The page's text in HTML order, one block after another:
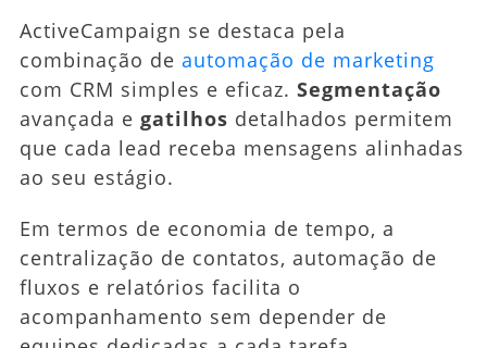
ActiveCampaign se destaca pela
combinação de automação de marketing
com CRM simples e eficaz. Segmentação
avançada e gatilhos detalhados permitem
que cada lead receba mensagens alinhadas
ao seu estágio.
Em termos de economia de tempo, a
centralização de contatos, automação de
fluxos e relatórios facilita o
acompanhamento sem depender de